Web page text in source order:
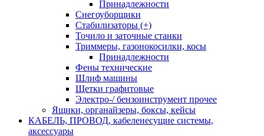
Принадлежности
Снегоуборщики
Стабилизаторы (+)
Точило и заточные станки
Триммеры, газонокосилки, косы
Принадлежности
Фены технические
Шлиф машины
Щетки графитовые
Электро-/ бензоинструмент прочее
Ящики, органайзеры, боксы, кейсы
КАБЕЛЬ, ПРОВОД, кабеленесущие системы,
аксессуары